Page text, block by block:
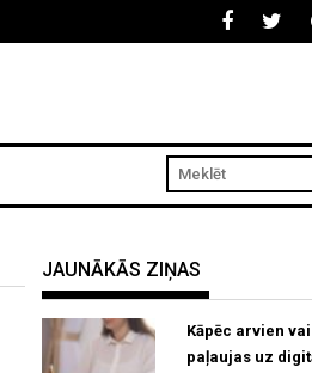
JAUNĀKĀS ZIŅAS
Kāpēc arvien
paļaujas uz